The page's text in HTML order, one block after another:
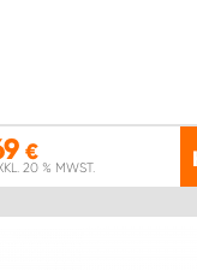
€
20 % MWST.